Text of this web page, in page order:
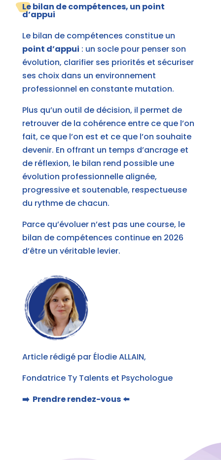
Le bilan de compétences, un point
d’appui
Le bilan de compétences constitue un
point d’appui : un socle pour penser son
évolution, clarifier ses priorités et sécuriser
ses choix dans un environnement
professionnel en constante mutation.
Plus qu’un outil de décision, il permet de
retrouver de la cohérence entre ce que l’on
fait, ce que l’on est et ce que l’on souhaite
devenir. En offrant un temps d’ancrage et
de réflexion, le bilan rend possible une
évolution professionnelle alignée,
progressive et soutenable, respectueuse
du rythme de chacun.
Parce qu’évoluer n’est pas une course, le
bilan de compétences continue en 2026
d’être un véritable levier.
Article rédigé par Élodie ALLAIN,
Fondatrice Ty Talents et Psychologue
➡️ Prendre rendez-vous⬅️